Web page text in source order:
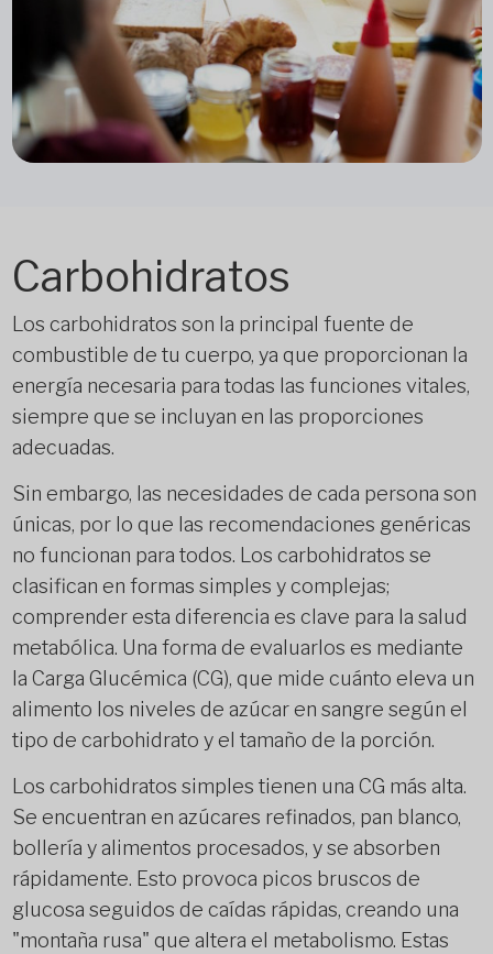
Carbohidratos
Los carbohidratos son la principal fuente de
combustible de tu cuerpo, ya que proporcionan la
energía necesaria para todas las funciones vitales,
siempre que se incluyan en las proporciones
adecuadas.
Sin embargo, las necesidades de cada persona son
únicas, por lo que las recomendaciones genéricas
no funcionan para todos. Los carbohidratos se
clasifican en formas simples y complejas;
comprender esta diferencia es clave para la salud
metabólica. Una forma de evaluarlos es mediante
la Carga Glucémica (CG), que mide cuánto eleva un
alimento los niveles de azúcar en sangre según el
tipo de carbohidrato y el tamaño de la porción.
Los carbohidratos simples tienen una CG más alta.
Se encuentran en azúcares refinados, pan blanco,
bollería y alimentos procesados, y se absorben
rápidamente. Esto provoca picos bruscos de
glucosa seguidos de caídas rápidas, creando una
"montaña rusa" que altera el metabolismo. Estas